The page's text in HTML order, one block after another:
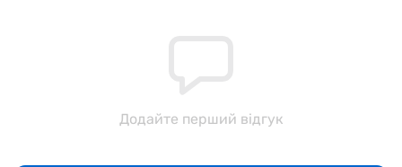
Додайте перший відгук